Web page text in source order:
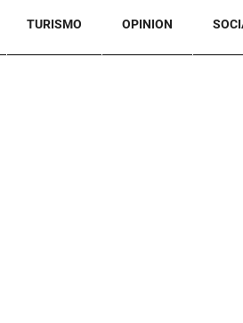
TURISMO OPINION